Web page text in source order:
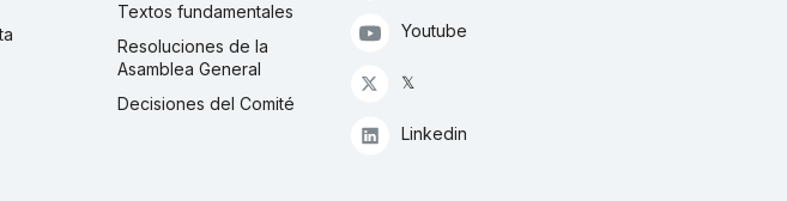
Textos fundamentales
Resoluciones de la
Asamblea General
Decisiones del Comité
Youtube
𝕏
Linkedin